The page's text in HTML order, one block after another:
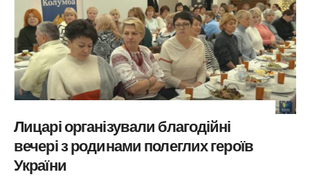
Лицарі організували благодійні
вечері з родинами полеглих героїв
України